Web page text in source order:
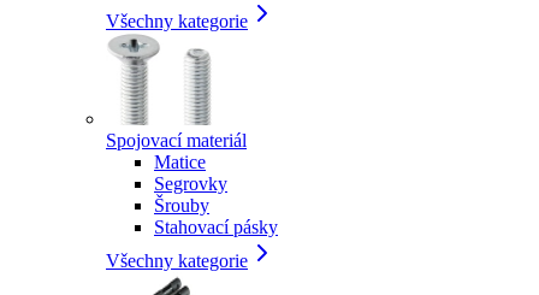
Všechny kategorie
Spojovací materiál
Matice
Segrovky
Šrouby
Stahovací pásky
Všechny kategorie